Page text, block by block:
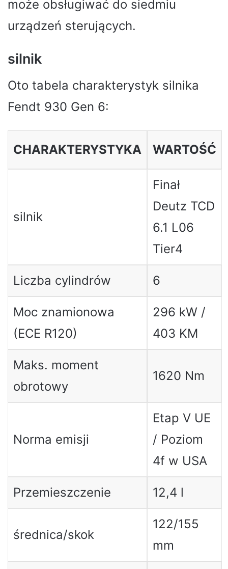
może obsługiwać do siedmiu
urządzeń sterujących.
silnik
Oto tabela charakterystyk silnika
Fendt 930 Gen 6:
CHARAKTERYSTYKA WARTOŚĆ
silnik
Finał
Deutz TCD
6.1 L06
Tier4
Liczba cylindrów 6
Moc znamionowa
(ECE R120)
296 kW /
403 KM
Maks. moment
obrotowy
1620 Nm
Norma emisji
Etap V UE
/ Poziom
4f w USA
Przemieszczenie 12,4 l
średnica/skok
122/155
mm